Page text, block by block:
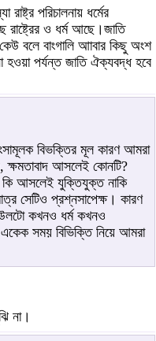
পরিচালনায় ধর্মের
ও ধর্ম আছে।জাতি
বলে বাংগালি আাবার কিছু অংশ
হওয়া পর্যন্ত জাতি ঐক্যবদ্ধ হবে
বিভক্তির মূল কারণ আমরা
ক্ষমতাবাদ আসলেই কোনটি?
কি আসলেই যুক্তিযুক্ত নাকি
সেটিও প্রশ্নসাপেক্ষ। কারণ
কখনও ধর্ম কখনও
সময় বিভিক্তি নিয়ে আমরা
না।